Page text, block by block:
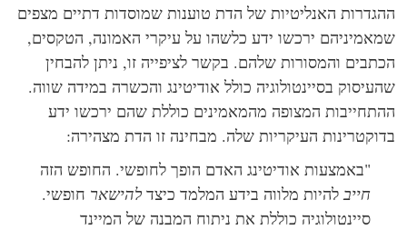
האנליטיות של הדת טוענות שמוסדות דתיים מצפים
ירכשו ידע כלשהו על עיקרי האמונה, הטקסים,
והמסורות שלהם. בקשר לציפייה זו, ניתן להבחין
בסיינטולוגיה כולל אודיטינג והכשרה במידה שווה.
המצופה מהמאמינים כוללת שהם ירכשו ידע
העיקריות שלה. מבחינה זו הדת מצהירה:
"באמצעות אודיטינג האדם הופך לחופשי. החופש הזה
חייבלהיות מלווה בידע המלמד כיצדלהישארחופשי.
סיינטולוגיה כוללת את ניתוח המבנה של המיינד